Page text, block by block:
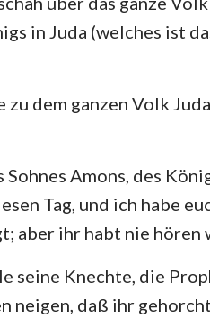
Apostelgeschichte
1. Thessalonicher 2.
1. Timotheus 2.
Titus
Hebräer
31 32 33 34
45 46 47 48
in Juda (welches ist
dem ganzen Volk
Amons, des
Tag, und ich habe
aber ihr habt nie hören
seine Knechte, die
neigen, daß ihr